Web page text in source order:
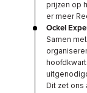
prijzen op
er meer
Ockel
Samen
Dit zet ons